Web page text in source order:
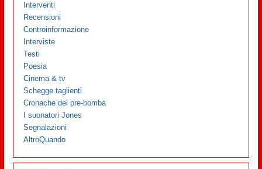
Interventi
Recensioni
Controinformazione
Interviste
Testi
Poesia
Cinema & tv
Schegge taglienti
Cronache del pre-bomba
I suonatori Jones
Segnalazioni
AltroQuando